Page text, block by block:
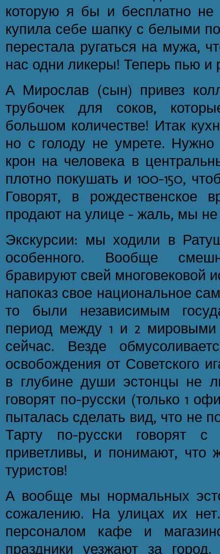
которую я бы и бесплатно не
купила себе шапку с белыми
перестала ругаться на мужа,
нас одни ликеры! Теперь пью и
А Мирослав (сын) привез
трубочек для соков,
большом количестве! Итак
но с голоду не умрете.
крон на человека в
плотно покушать и 100-150,
Говорят, в рождественское
продают на улице – жаль, мы не
Экскурсии: мы ходили в
особенного. Вообще
бравируют свей многовековой
напоказ свое национальное
то были независимым
период между 1 и 2
сейчас. Везде
освобождения от Советского
в глубине души эстонцы не
говорят по-русски (только 1
пыталась сделать вид, что не
Тарту по-русски говорят
приветливы, и понимают, что
туристов!
А вообще мы нормальных
сожалению. На улицах их
персоналом кафе и
праздники уезжают за город.